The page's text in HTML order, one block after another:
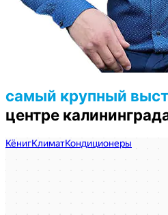
самый крупный
центре
КёнигКлимат
Кондиционеры в Калининграде